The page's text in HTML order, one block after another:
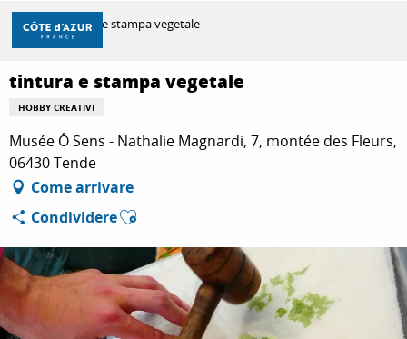
Aller
contenu
principal
SCOPRIRE
PER FARE
SOGGIORNO
Casa tintura e stampa vegetale
tintura e stampa vegetale
HOBBY CREATIVI
Musée Ô Sens - Nathalie Magnardi, 7, montée des Fleurs,
06430 Tende
Come arrivare
CondividereAjouter aux favoris